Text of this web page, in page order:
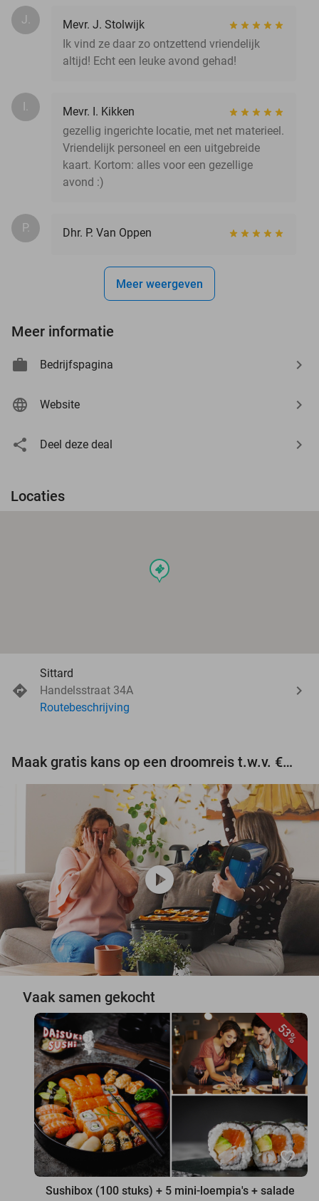
J.
Mevr. J. Stolwijk
Ik vind ze daar zo ontzettend vriendelijk
altijd! Echt een leuke avond gehad!
I.
Mevr. I. Kikken
gezellig ingerichte locatie, met net materieel.
Vriendelijk personeel en een uitgebreide
kaart. Kortom: alles voor een gezellige
avond :)
P. Dhr. P. Van Oppen
Meer weergeven
Meer informatie
Bedrijfspagina
Website
Deel deze deal
Locaties
events
Sittard
Handelsstraat 34A
Routebeschrijving
Maak gratis kans op een droomreis t.w.v. €3.000!
play_circle
Vaak samen gekocht
53%
favorite_border
Sushibox (100 stuks) + 5 mini-loempia's + salade